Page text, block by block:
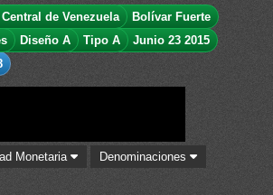
de Venezuela
Bolívar Fuerte
Diseño A Tipo A
Junio 23 2015
Monetaria
Denominaciones